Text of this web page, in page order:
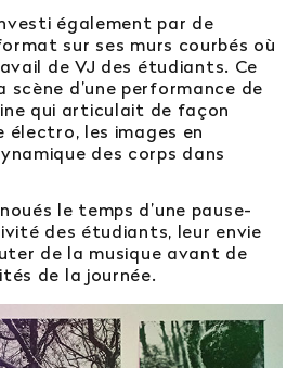
également par de
sur ses murs courbés où
de VJ des étudiants. Ce
scène d’une performance de
qui articulait de façon
électro, les images en
des corps dans
le temps d’une pause-
des étudiants, leur envie
de la musique avant de
de la journée.